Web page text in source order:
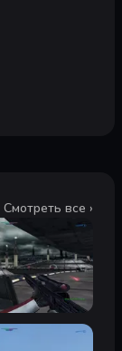
Смотреть все ›